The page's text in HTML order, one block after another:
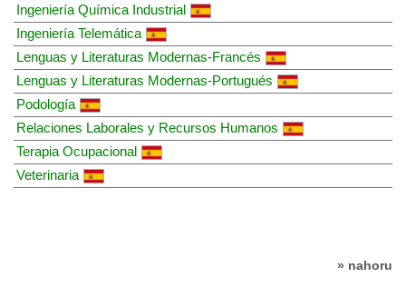
Ingeniería Química Industrial
Ingeniería Telemática
Lenguas y Literaturas Modernas-Francés
Lenguas y Literaturas Modernas-Portugués
Podología
Relaciones Laborales y Recursos Humanos
Terapia Ocupacional
Veterinaria
» nahoru